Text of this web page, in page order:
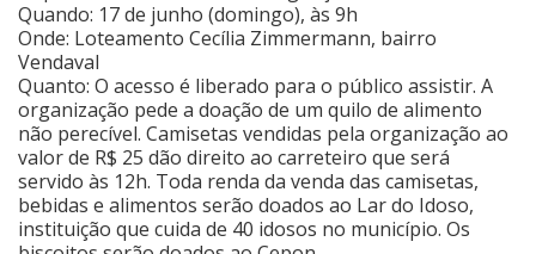
Quando: 17 de junho (domingo), às 9h
Onde: Loteamento Cecília Zimmermann, bairro
Vendaval
Quanto: O acesso é liberado para o público assistir. A
organização pede a doação de um quilo de alimento
não perecível. Camisetas vendidas pela organização ao
valor de R$ 25 dão direito ao carreteiro que será
servido às 12h. Toda renda da venda das camisetas,
bebidas e alimentos serão doados ao Lar do Idoso,
instituição que cuida de 40 idosos no município. Os